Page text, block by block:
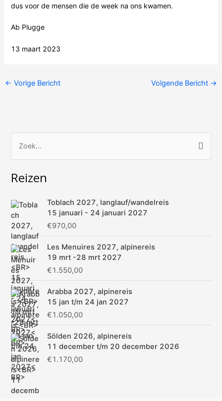
dus voor de mensen die de week na ons kwamen.
Ab Plugge
13 maart 2023
← Vorige Bericht Volgende Bericht →
o
e
n
a
a
r
:
Reizen
Toblach 2027, langlauf/wandelreis
15 januari - 24 januari 2027
€970,00
Les Menuires 2027, alpinereis
19 mrt -28 mrt 2027
€1.550,00
Arabba 2027, alpinereis
15 jan t/m 24 jan 2027
€1.050,00
Sölden 2026, alpinereis
11 december t/m 20 december 2026
€1.170,00